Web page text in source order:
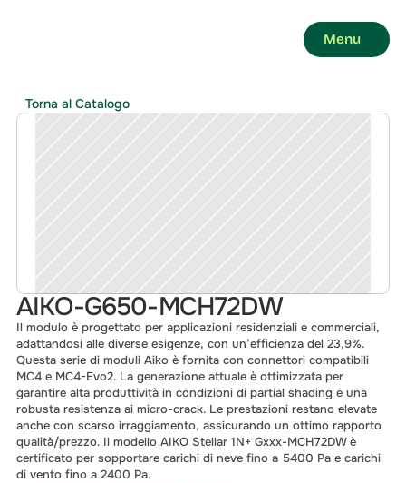
Menu
AIKO-G650-MCH72DW
Il modulo è progettato per applicazioni residenziali e commerciali,
adattandosi alle diverse esigenze, con un’efficienza del 23,9%.
Questa serie di moduli Aiko è fornita con connettori compatibili
MC4 e MC4-Evo2. La generazione attuale è ottimizzata per
garantire alta produttività in condizioni di partial shading e una
robusta resistenza ai micro-crack. Le prestazioni restano elevate
anche con scarso irraggiamento, assicurando un ottimo rapporto
qualità/prezzo. Il modello AIKO Stellar 1N+ Gxxx-MCH72DW è
certificato per sopportare carichi di neve fino a 5400 Pa e carichi
di vento fino a 2400 Pa.
Torna al Catalogo